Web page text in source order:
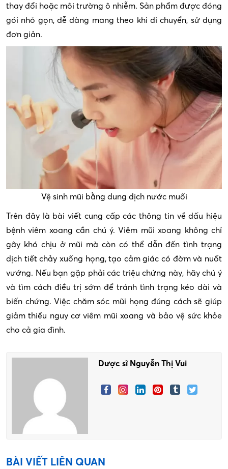
thay đổi hoặc môi trường ô nhiễm. Sản phẩm được đóng
gói nhỏ gọn, dễ dàng mang theo khi di chuyển, sử dụng
đơn giản.
Vệ sinh mũi bằng dung dịch nước muối
Trên đây là bài viết cung cấp các thông tin về dấu hiệu
bệnh viêm xoang cần chú ý. Viêm mũi xoang không chỉ
gây khó chịu ở mũi mà còn có thể dẫn đến tình trạng
dịch tiết chảy xuống họng, tạo cảm giác có đờm và nuốt
vướng. Nếu bạn gặp phải các triệu chứng này, hãy chú ý
và tìm cách điều trị sớm để tránh tình trạng kéo dài và
biến chứng. Việc chăm sóc mũi họng đúng cách sẽ giúp
giảm thiểu nguy cơ viêm mũi xoang và bảo vệ sức khỏe
cho cả gia đình.
Dược sĩ Nguyễn Thị Vui
BÀI VIẾT LIÊN QUAN